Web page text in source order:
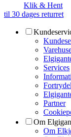
Klik & Hent
til 30 dages returret
Services
Partner
Om
Om